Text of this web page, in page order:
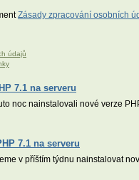
Zásady zpracování osobních
údajů
7.1 na serveru
noc nainstalovali nové verze
7.1 na serveru
v příštím týdnu nainstalovat